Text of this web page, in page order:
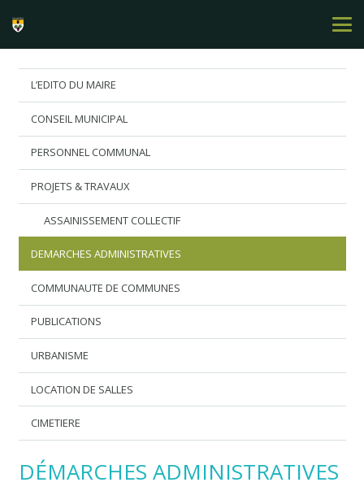
L’EDITO DU MAIRE
CONSEIL MUNICIPAL
PERSONNEL COMMUNAL
PROJETS & TRAVAUX
ASSAINISSEMENT COLLECTIF
DEMARCHES ADMINISTRATIVES
COMMUNAUTE DE COMMUNES
PUBLICATIONS
URBANISME
LOCATION DE SALLES
CIMETIERE
DÉMARCHES ADMINISTRATIVES